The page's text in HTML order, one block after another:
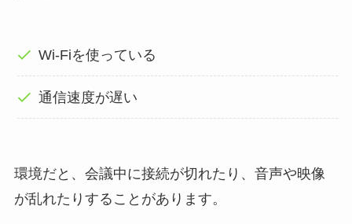
Wi-Fiを使っている
通信速度が遅い
環境だと、会議中に接続が切れたり、音声や映像
が乱れたりすることがあります。